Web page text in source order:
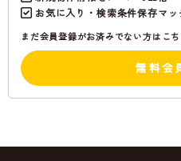
お気に入り・検索条件保存マ
まだ会員登録がお済みでない方はこち
無料会